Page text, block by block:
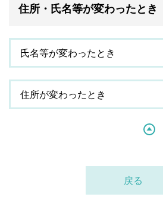
住所・氏名等が変わったとき
氏名等が変わったとき
住所が変わったとき
戻る